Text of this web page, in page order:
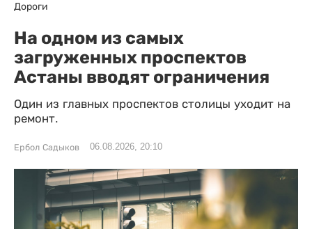
Дороги
На одном из самых
загруженных проспектов
Астаны вводят ограничения
Один из главных проспектов столицы уходит на
ремонт.
Ербол Садыков 06.08.2026, 20:10